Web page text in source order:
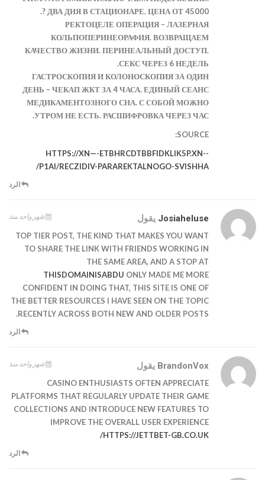
ДВА ДНЯ В СТАЦИОНАРЕ. ЦЕНА ОТ 45000 ?.
РЕКТОЦЕЛЕ ОПЕРАЦИЯ – ЛАЗЕРНАЯ
КОЛЬПОПЕРИНЕОРАФИЯ. ВОЗВРАЩАЕМ
КАЧЕСТВО ЖИЗНИ. ПЕРИНЕАЛЬНЫЙ ДОСТУП.
СЕКС ЧЕРЕЗ 6 НЕДЕЛЬ.
ГАСТРОСКОПИЯ И КОЛОНОСКОПИЯ ЗА ОДИН
ДЕНЬ – ЧЕКАП ЖКТ ЗА 4 ЧАСА. ЕДИНЫЙ СЕАНС
МЕДИКАМЕНТОЗНОГО СНА. С СОБОЙ МОЖНО
УТРОМ НЕ ЕСТЬ. РАСШИФРОВКА ЧЕРЕЗ ЧАС.
SOURCE:
HTTPS://XN—-ETBHRCDTBBFIDKLIK5P.XN--
P1AI/RECZIDIV-PARAREKTALNOGO-SVISHHA/
الرد
Josiaheluse يقول شهر واحد منذ
TOP TIER POST, THE KIND THAT MAKES YOU WANT
TO SHARE THE LINK WITH FRIENDS WORKING IN
THE SAME AREA, AND A STOP AT
THISDOMAINISABDU ONLY MADE ME MORE
CONFIDENT IN DOING THAT, THIS SITE IS ONE OF
THE BETTER RESOURCES I HAVE SEEN ON THE TOPIC
RECENTLY ACROSS BOTH NEW AND OLDER POSTS.
الرد
BrandonVox يقول شهر واحد منذ
CASINO ENTHUSIASTS OFTEN APPRECIATE
PLATFORMS THAT REGULARLY UPDATE THEIR GAME
COLLECTIONS AND INTRODUCE NEW FEATURES TO
IMPROVE THE OVERALL USER EXPERIENCE
HTTPS://JETTBET-GB.CO.UK/
الرد